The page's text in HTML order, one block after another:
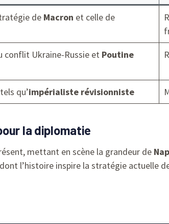
de Macron et celle de
conflit Ukraine-Russie et Poutine
qu’impérialiste révisionniste
la diplomatie
mettant en scène la grandeur de
l’histoire inspire la stratégie actuelle